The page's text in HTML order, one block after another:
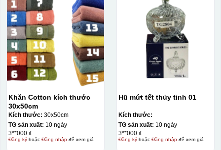
Khăn Cotton kích thước
30x50cm
Kích thước: 30x50cm
TG sản xuất: 10 ngày
3**000 ₫
Đăng kýhoặc Đăng nhậpđể xem giá
Hũ mứt tết thủy tinh 01
Kích thước:
TG sản xuất: 10 ngày
3**000 ₫
Đăng kýhoặc Đăng nhậpđể xem giá